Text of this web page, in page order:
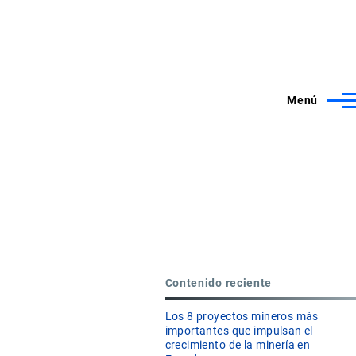
Menú
Contenido reciente
Los 8 proyectos mineros más
importantes que impulsan el
crecimiento de la minería en